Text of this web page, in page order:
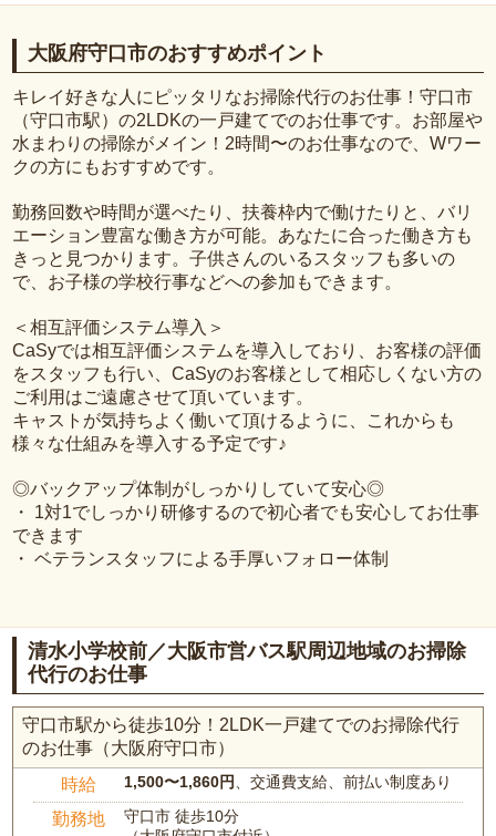
大阪府守口市のおすすめポイント
キレイ好きな人にピッタリなお掃除代行のお仕事！守口市
（守口市駅）の2LDKの一戸建てでのお仕事です。お部屋や
水まわりの掃除がメイン！2時間〜のお仕事なので、Wワー
クの方にもおすすめです。
勤務回数や時間が選べたり、扶養枠内で働けたりと、バリ
エーション豊富な働き方が可能。あなたに合った働き方も
きっと見つかります。子供さんのいるスタッフも多いの
で、お子様の学校行事などへの参加もできます。
＜相互評価システム導入＞
CaSyでは相互評価システムを導入しており、お客様の評価
をスタッフも行い、CaSyのお客様として相応しくない方の
ご利用はご遠慮させて頂いています。
キャストが気持ちよく働いて頂けるように、これからも
様々な仕組みを導入する予定です♪
◎バックアップ体制がしっかりしていて安心◎
・ 1対1でしっかり研修するので初心者でも安心してお仕事
できます
・ ベテランスタッフによる手厚いフォロー体制
清水小学校前／大阪市営バス駅周辺地域のお掃除
代行のお仕事
守口市駅から徒歩10分！2LDK一戸建てでのお掃除代行
のお仕事（大阪府守口市）
時給 1,500〜1,860円、交通費支給、前払い制度あり
勤務地
守口市 徒歩10分